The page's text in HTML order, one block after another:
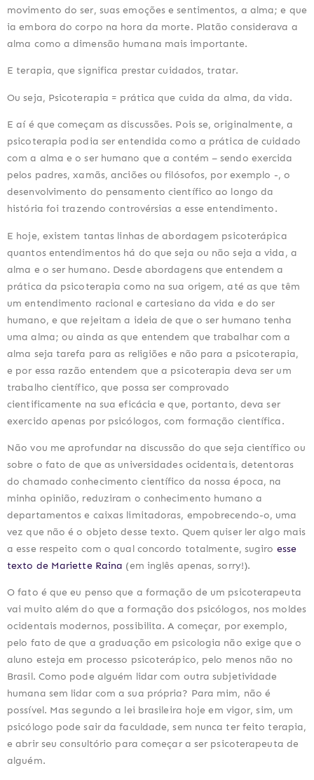
movimento do ser, suas emoções e sentimentos, a alma; e que
ia embora do corpo na hora da morte. Platão considerava a
alma como a dimensão humana mais importante.
E terapia, que significa prestar cuidados, tratar.
Ou seja, Psicoterapia = prática que cuida da alma, da vida.
E aí é que começam as discussões. Pois se, originalmente, a
psicoterapia podia ser entendida como a prática de cuidado
com a alma e o ser humano que a contém – sendo exercida
pelos padres, xamãs, anciões ou filósofos, por exemplo -, o
desenvolvimento do pensamento científico ao longo da
história foi trazendo controvérsias a esse entendimento.
E hoje, existem tantas linhas de abordagem psicoterápica
quantos entendimentos há do que seja ou não seja a vida, a
alma e o ser humano. Desde abordagens que entendem a
prática da psicoterapia como na sua origem, até as que têm
um entendimento racional e cartesiano da vida e do ser
humano, e que rejeitam a ideia de que o ser humano tenha
uma alma; ou ainda as que entendem que trabalhar com a
alma seja tarefa para as religiões e não para a psicoterapia,
e por essa razão entendem que a psicoterapia deva ser um
trabalho científico, que possa ser comprovado
cientificamente na sua eficácia e que, portanto, deva ser
exercido apenas por psicólogos, com formação científica.
Não vou me aprofundar na discussão do que seja científico ou
sobre o fato de que as universidades ocidentais, detentoras
do chamado conhecimento científico da nossa época, na
minha opinião, reduziram o conhecimento humano a
departamentos e caixas limitadoras, empobrecendo-o, uma
vez que não é o objeto desse texto. Quem quiser ler algo mais
a esse respeito com o qual concordo totalmente, sugiro esse
texto de Mariette Raina (em inglês apenas, sorry!).
O fato é que eu penso que a formação de um psicoterapeuta
vai muito além do que a formação dos psicólogos, nos moldes
ocidentais modernos, possibilita. A começar, por exemplo,
pelo fato de que a graduação em psicologia não exige que o
aluno esteja em processo psicoterápico, pelo menos não no
Brasil. Como pode alguém lidar com outra subjetividade
humana sem lidar com a sua própria? Para mim, não é
possível. Mas segundo a lei brasileira hoje em vigor, sim, um
psicólogo pode sair da faculdade, sem nunca ter feito terapia,
e abrir seu consultório para começar a ser psicoterapeuta de
alguém.